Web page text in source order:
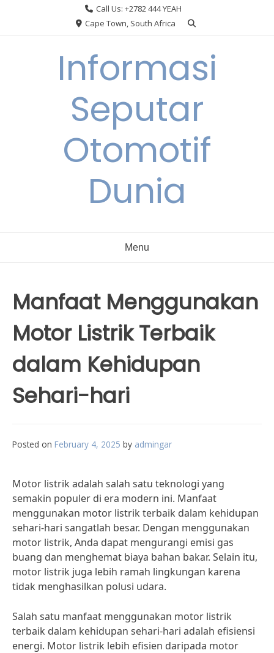
Call Us: +2782 444 YEAH
Cape Town, South Africa
Informasi
Seputar
Otomotif
Dunia
Menu
Manfaat Menggunakan
Motor Listrik Terbaik
dalam Kehidupan
Sehari-hari
Posted on February 4, 2025 by admingar
Motor listrik adalah salah satu teknologi yang
semakin populer di era modern ini. Manfaat
menggunakan motor listrik terbaik dalam kehidupan
sehari-hari sangatlah besar. Dengan menggunakan
motor listrik, Anda dapat mengurangi emisi gas
buang dan menghemat biaya bahan bakar. Selain itu,
motor listrik juga lebih ramah lingkungan karena
tidak menghasilkan polusi udara.
Salah satu manfaat menggunakan motor listrik
terbaik dalam kehidupan sehari-hari adalah efisiensi
energi. Motor listrik lebih efisien daripada motor